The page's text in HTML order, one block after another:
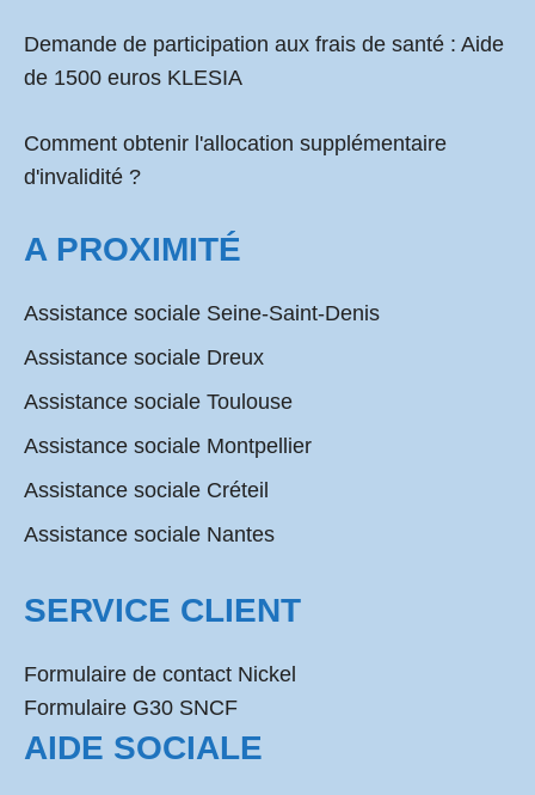
Demande de participation aux frais de santé : Aide
de 1500 euros KLESIA
Comment obtenir l'allocation supplémentaire
d'invalidité ?
A PROXIMITÉ
Assistance sociale Seine-Saint-Denis
Assistance sociale Dreux
Assistance sociale Toulouse
Assistance sociale Montpellier
Assistance sociale Créteil
Assistance sociale Nantes
SERVICE CLIENT
Formulaire de contact Nickel
Formulaire G30 SNCF
AIDE SOCIALE